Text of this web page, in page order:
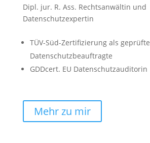
Dipl. jur. R. Ass. Rechtsanwältin und
Datenschutzexpertin
TÜV-Süd-Zertifizierung als geprüfte
Datenschutzbeauftragte
GDDcert. EU Datenschutzauditorin
Mehr zu mir